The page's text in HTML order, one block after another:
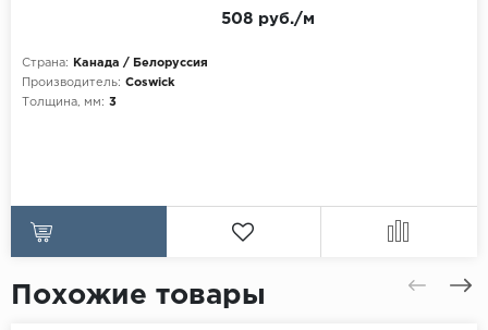
Страна:
Канада / Белоруссия
Производитель: Coswick
Толщина, мм: 3
508 руб./м
Похожие товары